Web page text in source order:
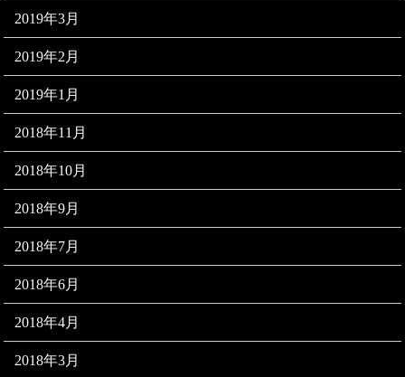
2019年3月
2019年2月
2019年1月
2018年11月
2018年10月
2018年9月
2018年7月
2018年6月
2018年4月
2018年3月